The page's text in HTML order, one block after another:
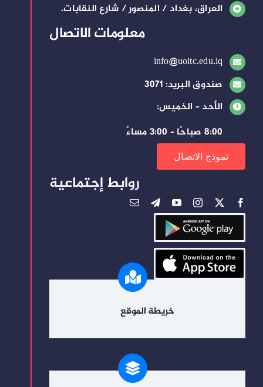
العراق، بغداد / المنصور / شارع النقابات.
معلومات الاتصال
info@uoitc.edu.iq
صندوق البريد: 3071
الأحد – الخميس:
8:00 صباحًا – 3:00 مساءً
نموذج الاتصال
روابط إجتماعية
خريطة الموقع